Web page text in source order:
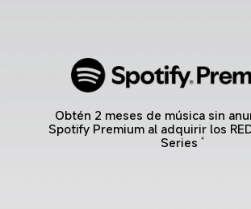
Obtén 2 meses de música sin
Spotify Premium al adquirir los
Series
4